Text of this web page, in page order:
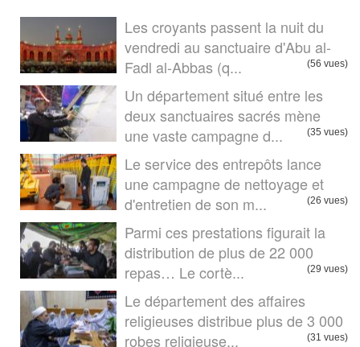
Les croyants passent la nuit du
vendredi au sanctuaire d'Abu al-
Fadl al-Abbas (q...
(56 vues)
Un département situé entre les
deux sanctuaires sacrés mène
une vaste campagne d...
(35 vues)
Le service des entrepôts lance
une campagne de nettoyage et
d'entretien de son m...
(26 vues)
Parmi ces prestations figurait la
distribution de plus de 22 000
repas… Le cortè...
(29 vues)
Le département des affaires
religieuses distribue plus de 3 000
robes religieuse...
(31 vues)